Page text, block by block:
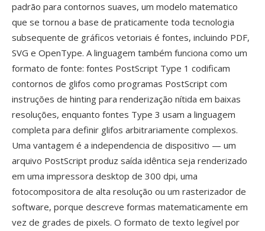
padrão para contornos suaves, um modelo matematico
que se tornou a base de praticamente toda tecnologia
subsequente de gráficos vetoriais é fontes, incluindo PDF,
SVG e OpenType. A linguagem também funciona como um
formato de fonte: fontes PostScript Type 1 codificam
contornos de glifos como programas PostScript com
instruções de hinting para renderização nítida em baixas
resoluções, enquanto fontes Type 3 usam a linguagem
completa para definir glifos arbitrariamente complexos.
Uma vantagem é a independencia de dispositivo — um
arquivo PostScript produz saída idêntica seja renderizado
em uma impressora desktop de 300 dpi, uma
fotocompositora de alta resolução ou um rasterizador de
software, porque descreve formas matematicamente em
vez de grades de pixels. O formato de texto legível por